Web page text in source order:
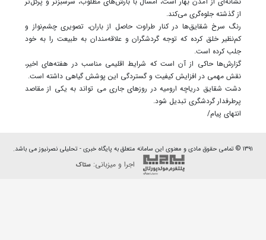
از گذشته جلوه‌گری می‌کند.
رنگ سرخ شقایق‌ها در کنار طراوت حاصل از باران، تصویری چشم‌نواز و
کم‌نظیر خلق کرده که توجه گردشگران و علاقه‌مندان به طبیعت را به خود
جلب کرده است.
گزارش‌ها حاکی از آن است که شرایط اقلیمی مناسب در هفته‌های اخیر،
نقش مهمی در افزایش کیفیت و گستردگی این پوشش گیاهی داشته است.
دشت شقایق دریاچه ارومیه در روزهای جاری می تواند به یکی از مقاصد
پرطرفدار گردشگری تبدیل شود.
انتهای پیام/
۱۳۹۱ © تمامی حقوق مادی و معنوی این سامانه متعلق به پایگاه خبری - تحلیلی نصرنیوز می باشد.
اجرا و میزبانی:ستاک